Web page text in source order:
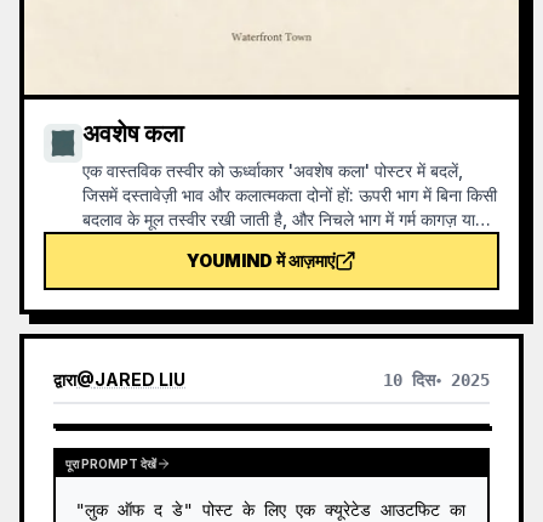
अवशेष कला
एक वास्तविक तस्वीर को ऊर्ध्वाकार 'अवशेष कला' पोस्टर में बदलें,
जिसमें दस्तावेज़ी भाव और कलात्मकता दोनों हों: ऊपरी भाग में बिना किसी
बदलाव के मूल तस्वीर रखी जाती है, और निचले भाग में गर्म कागज़ या
आधारित ग्राफिक संकुचित किया जाता है। यह सामान्य चित्रण या
सजावटी पोस्टर नहीं है, बल्कि कुछ स्याही ब्लॉक, नरम किनारों, खाली
जगह और विरल रेखाओं के माध्यम से, वास्तुकला, शहर, जल सतह,
सड़क, मानव पैमाने, क्षितिज और प्रकाश-छाया संबंधों को उभारता है,
शांत, संयमित और आधुनिक प्रिंट जैसी बनावट पर ज़ोर देता है; रंग मूल
हरा, पत्थरीला रंग या कम-संतृप्त गर्म रंग होते हैं, और उचित स्थान पर
एक छोटा गर्म रंग का निशान जोड़ा जाता है। शीर्षक आमतौर पर बहुत
विषय पर हावी न हो। इसका उपयोग न्यूनतम कला पोस्टर, फोटोग्राफी
YOUMIND में आज़माएं
द्वारा@JARED LIU 10 दिस॰ 2025
पूरा PROMPT देखें
"लुक ऑफ द डे" पोस्ट के लिए एक क्यूरेटेड आउटफिट का